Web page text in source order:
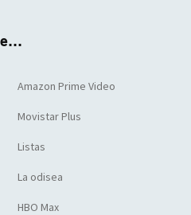
Amazon Prime Video
Movistar Plus
Listas
La odisea
HBO Max